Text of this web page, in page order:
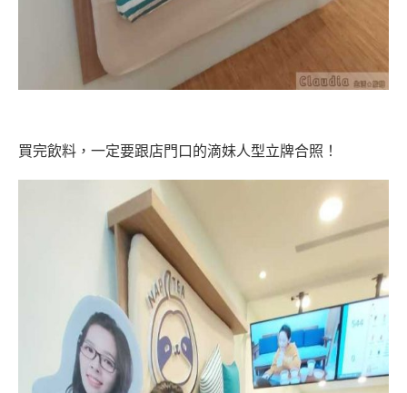
買完飲料，一定要跟店門口的滴妹人型立牌合照！